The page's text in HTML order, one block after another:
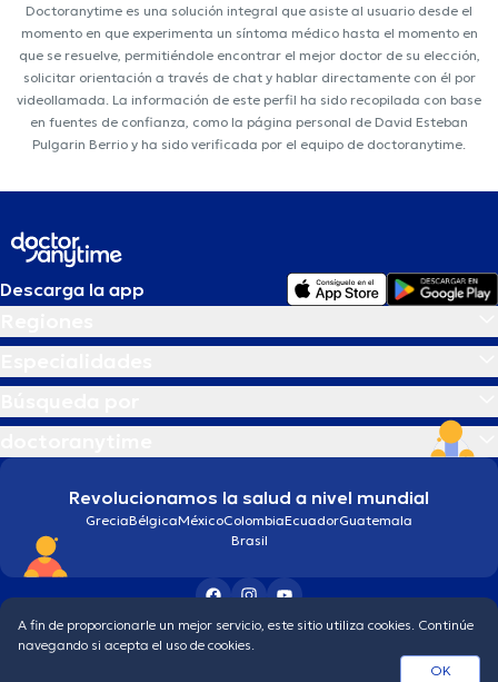
Doctoranytime es una solución integral que asiste al usuario desde el
momento en que experimenta un síntoma médico hasta el momento en
que se resuelve, permitiéndole encontrar el mejor doctor de su elección,
solicitar orientación a través de chat y hablar directamente con él por
videollamada. La información de este perfil ha sido recopilada con base
en fuentes de confianza, como la página personal de David Esteban
Pulgarin Berrio y ha sido verificada por el equipo de doctoranytime.
Descarga la app
Revolucionamos la salud a nivel mundial
GreciaBélgicaMéxicoColombiaEcuadorGuatemala
Brasil
Condiciones generales
Política de protección de los datos personales
A fin de proporcionarle un mejor servicio, este sitio utiliza cookies. Continúe
navegando si acepta el uso de cookies.
OK